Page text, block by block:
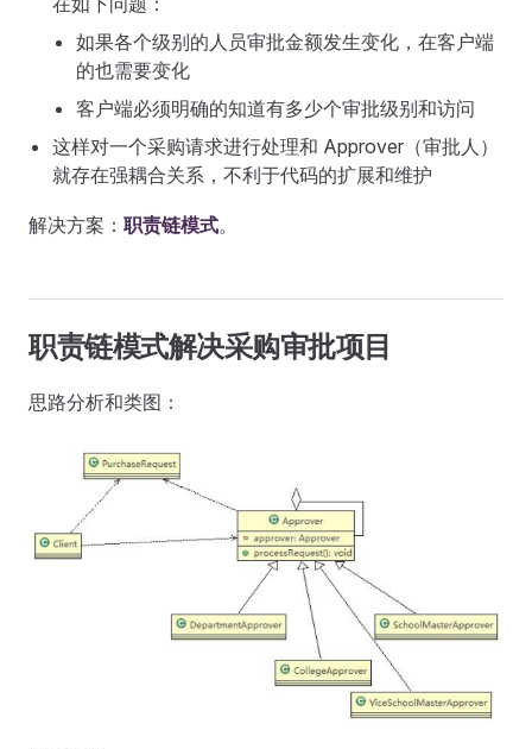
如果各个级别的人员审批金额发生变化，在客户端
的也需要变化
客户端必须明确的知道有多少个审批级别和访问
这样对一个采购请求进行处理和 Approver（审批人）
就存在强耦合关系，不利于代码的扩展和维护
解决方案： 职责链模式。
职责链模式解决采购审批项目
思路分析和类图：